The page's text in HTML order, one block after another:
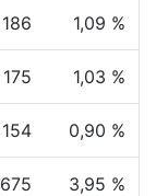
186 1,09 %
175 1,03 %
154 0,90 %
675 3,95 %